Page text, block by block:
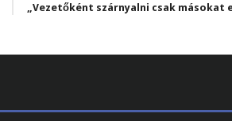
„Vezetőként szárnyalni csak másokat